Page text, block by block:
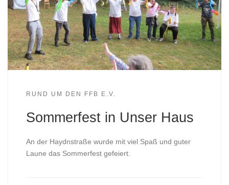
RUND UM DEN FFB E.V.
Sommerfest in Unser Haus
An der Haydnstraße wurde mit viel Spaß und guter
Laune das Sommerfest gefeiert.